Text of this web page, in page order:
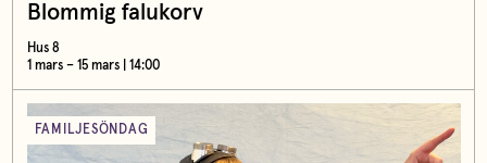
Blommig falukorv
Hus 8
1 mars – 15 mars | 14:00
FAMILJESÖNDAG